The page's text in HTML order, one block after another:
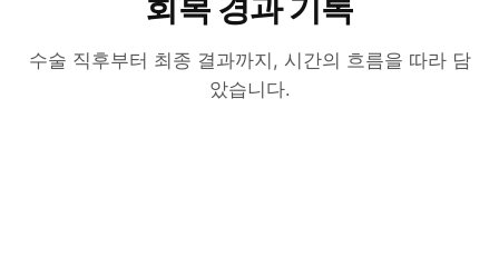
수술 직후부터 최종 결과까지, 시간의 흐름을 따라 담
았습니다.
절개 눈매교정 변화 영상
실제 환자의 6개월 경과 — 절개 눈매교정 후 라
수술 후 2개월
자연유착 매몰 쌍꺼풀 변화
수술 후 3개월
두줄따기 · 라인 낮추기 변화